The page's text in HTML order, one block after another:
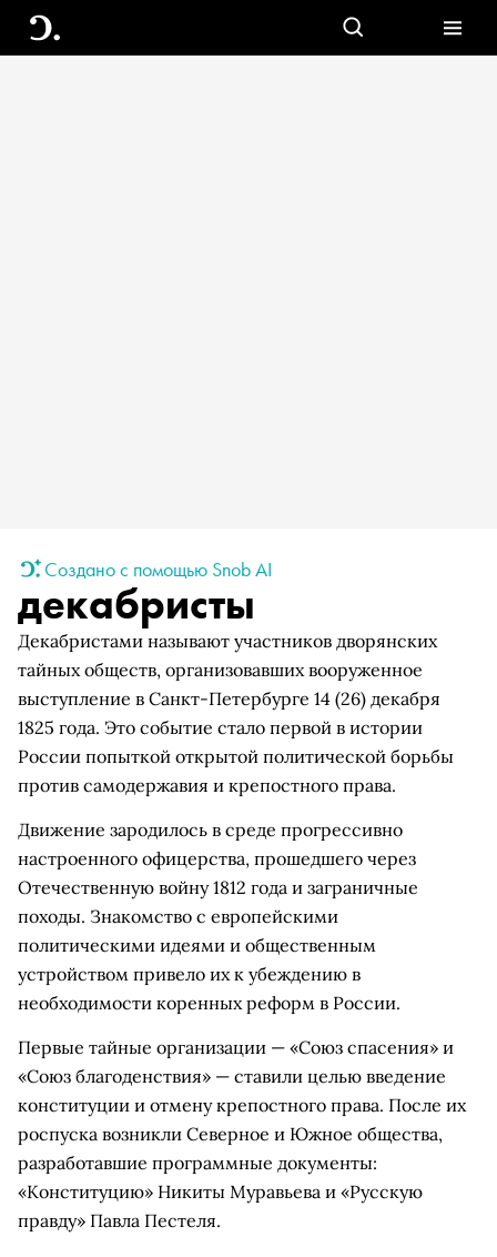
Создано с помощью Snob AI
декабристы
Декабристами называют участников дворянских
тайных обществ, организовавших вооруженное
выступление в Санкт-Петербурге 14 (26) декабря
1825 года. Это событие стало первой в истории
России попыткой открытой политической борьбы
против самодержавия и крепостного права.
Движение зародилось в среде прогрессивно
настроенного офицерства, прошедшего через
Отечественную войну 1812 года и заграничные
походы. Знакомство с европейскими
политическими идеями и общественным
устройством привело их к убеждению в
необходимости коренных реформ в России.
Первые тайные организации — «Союз спасения» и
«Союз благоденствия» — ставили целью введение
конституции и отмену крепостного права. После их
роспуска возникли Северное и Южное общества,
разработавшие программные документы:
«Конституцию» Никиты Муравьева и «Русскую
правду» Павла Пестеля.